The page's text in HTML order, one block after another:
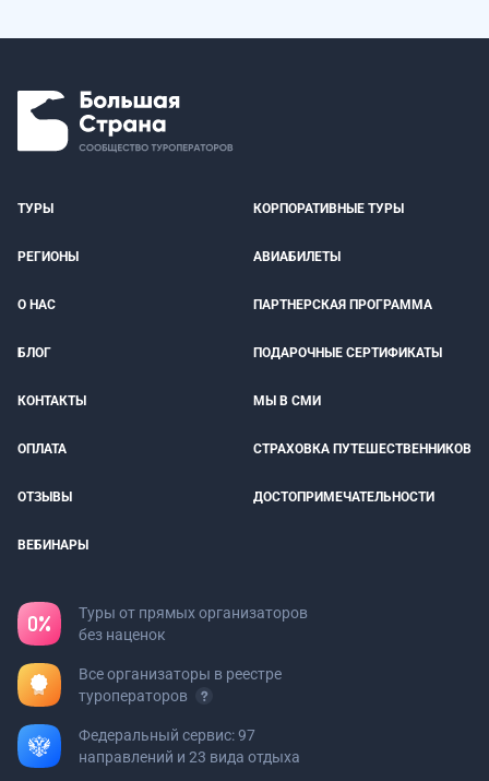
ТУРЫ КОРПОРАТИВНЫЕ ТУРЫ
РЕГИОНЫ АВИАБИЛЕТЫ
О НАС ПАРТНЕРСКАЯ ПРОГРАММА
БЛОГ ПОДАРОЧНЫЕ СЕРТИФИКАТЫ
КОНТАКТЫ МЫ В СМИ
ОПЛАТА СТРАХОВКА ПУТЕШЕСТВЕННИКОВ
ОТЗЫВЫ ДОСТОПРИМЕЧАТЕЛЬНОСТИ
ВЕБИНАРЫ
Туры от прямых организаторов
без наценок
Все организаторы в реестре
туроператоров
Федеральный сервис: 97
направлений и 23 вида отдыха